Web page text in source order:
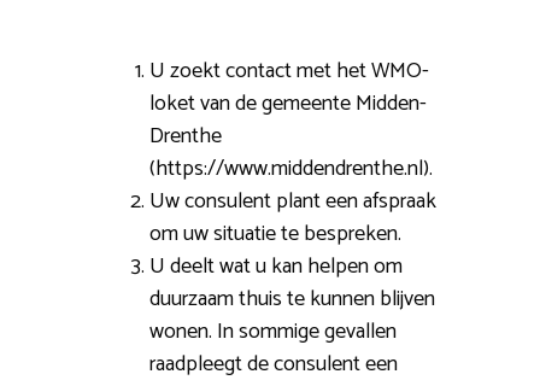
U zoekt contact met het WMO-
loket van de gemeente Midden-
Drenthe
(https://www.middendrenthe.nl).
Uw consulent plant een afspraak
om uw situatie te bespreken.
U deelt wat u kan helpen om
duurzaam thuis te kunnen blijven
wonen. In sommige gevallen
raadpleegt de consulent een